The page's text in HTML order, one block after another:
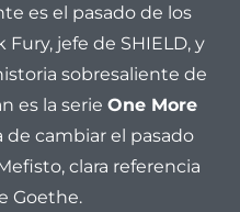
es el pasado de los
jefe de SHIELD, y
sobresaliente de
es la serie One More
de cambiar el pasado
clara referencia
Goethe.